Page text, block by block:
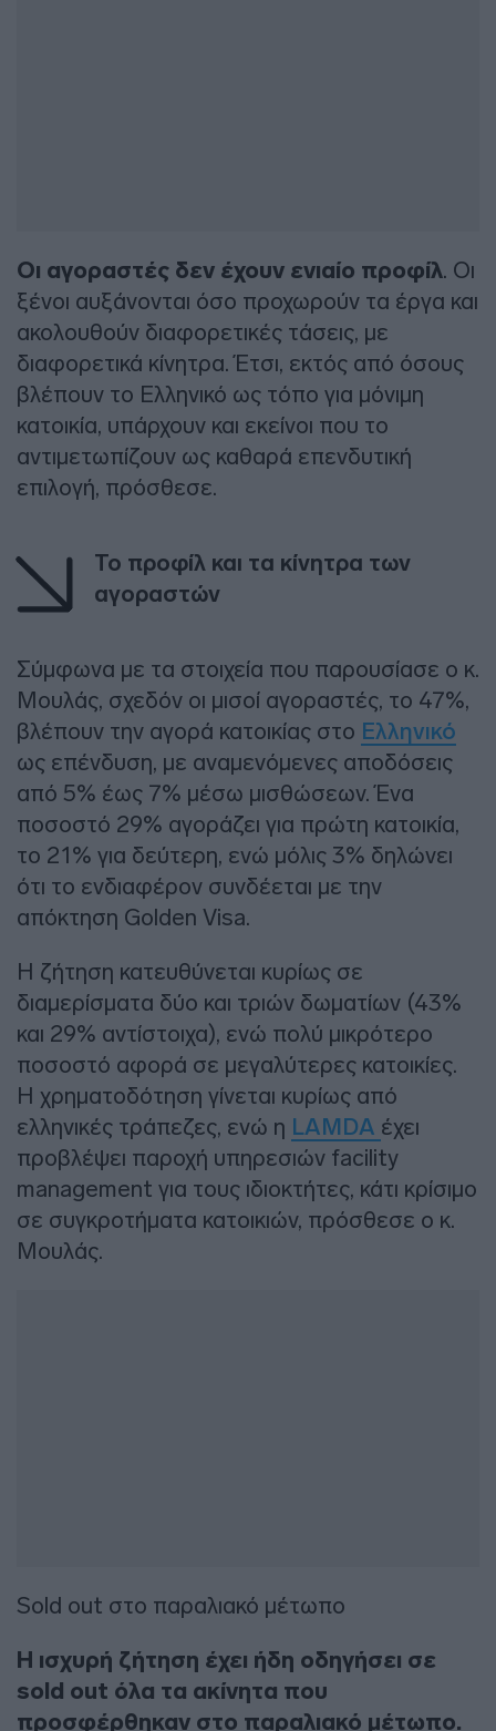
Οι αγοραστές δεν έχουν ενιαίο προφίλ. Οι
ξένοι αυξάνονται όσο προχωρούν τα έργα και
ακολουθούν διαφορετικές τάσεις, με
διαφορετικά κίνητρα. Έτσι, εκτός από όσους
βλέπουν το Ελληνικό ως τόπο για μόνιμη
κατοικία, υπάρχουν και εκείνοι που το
αντιμετωπίζουν ως καθαρά επενδυτική
επιλογή, πρόσθεσε.
Το προφίλ και τα κίνητρα των
αγοραστών
Σύμφωνα με τα στοιχεία που παρουσίασε ο κ.
Μουλάς, σχεδόν οι μισοί αγοραστές, το 47%,
βλέπουν την αγορά κατοικίας στο Ελληνικό
ως επένδυση, με αναμενόμενες αποδόσεις
από 5% έως 7% μέσω μισθώσεων. Ένα
ποσοστό 29% αγοράζει για πρώτη κατοικία,
το 21% για δεύτερη, ενώ μόλις 3% δηλώνει
ότι το ενδιαφέρον συνδέεται με την
απόκτηση Golden Visa.
Η ζήτηση κατευθύνεται κυρίως σε
διαμερίσματα δύο και τριών δωματίων (43%
και 29% αντίστοιχα), ενώ πολύ μικρότερο
ποσοστό αφορά σε μεγαλύτερες κατοικίες.
Η χρηματοδότηση γίνεται κυρίως από
ελληνικές τράπεζες, ενώ η LAMDA έχει
προβλέψει παροχή υπηρεσιών facility
management για τους ιδιοκτήτες, κάτι κρίσιμο
σε συγκροτήματα κατοικιών, πρόσθεσε ο κ.
Μουλάς.
Sold out στο παραλιακό μέτωπο
Η ισχυρή ζήτηση έχει ήδη οδηγήσει σε
sold out όλα τα ακίνητα που
προσφέρθηκαν στο παραλιακό μέτωπο.